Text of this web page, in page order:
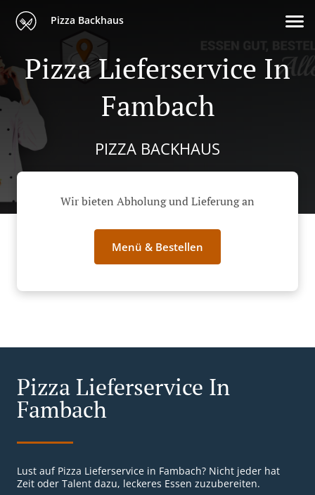
Pizza Backhaus
Pizza Lieferservice In
Fambach
PIZZA BACKHAUS
Wir bieten Abholung und Lieferung an
Menü & Bestellen
Pizza Lieferservice In
Fambach
Lust auf Pizza Lieferservice in Fambach? Nicht jeder hat
Zeit oder Talent dazu, leckeres Essen zuzubereiten.